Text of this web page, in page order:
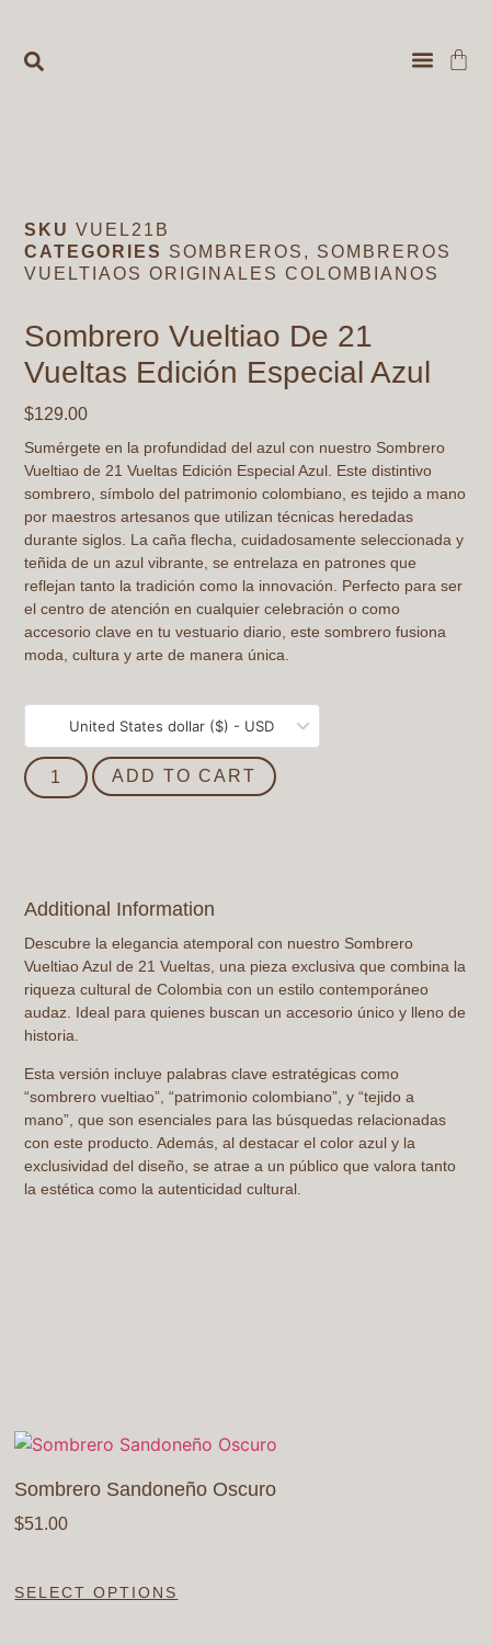
SKUVUEL21B
CATEGORIES SOMBREROS , SOMBREROS
VUELTIAOS ORIGINALES COLOMBIANOS
Sombrero Vueltiao De 21
Vueltas Edición Especial Azul
$129.00
Sumérgete en la profundidad del azul con nuestro Sombrero
Vueltiao de 21 Vueltas Edición Especial Azul . Este distintivo
sombrero, símbolo del patrimonio colombiano, es tejido a mano
por maestros artesanos que utilizan técnicas heredadas
durante siglos. La caña flecha, cuidadosamente seleccionada y
teñida de un azul vibrante, se entrelaza en patrones que
reflejan tanto la tradición como la innovación. Perfecto para ser
el centro de atención en cualquier celebración o como
accesorio clave en tu vestuario diario, este sombrero fusiona
moda, cultura y arte de manera única.
United States dollar ($) - USD
ADD TO CART
Additional Information
Descubre la elegancia atemporal con nuestro Sombrero
Vueltiao Azul de 21 Vueltas , una pieza exclusiva que combina la
riqueza cultural de Colombia con un estilo contemporáneo
audaz. Ideal para quienes buscan un accesorio único y lleno de
historia.
Esta versión incluye palabras clave estratégicas como
“sombrero vueltiao”, “patrimonio colombiano”, y “tejido a
mano”, que son esenciales para las búsquedas relacionadas
con este producto. Además, al destacar el color azul y la
exclusividad del diseño, se atrae a un público que valora tanto
la estética como la autenticidad cultural.
Sombrero Sandoneño Oscuro
$51.00
SELECT OPTIONS